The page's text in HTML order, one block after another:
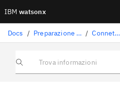
IBM watsonx
Docs / Preparazione dati / Connettori
Trova informazioni